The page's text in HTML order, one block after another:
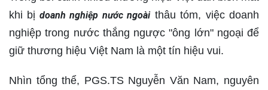
khi bị doanh nghiệp nước ngoàithâu tóm, việc doanh
nghiệp trong nước thắng ngược "ông lớn" ngoại để
giữ thương hiệu Việt Nam là một tín hiệu vui.
Nhìn tổng thể, PGS.TS Nguyễn Văn Nam, nguyên